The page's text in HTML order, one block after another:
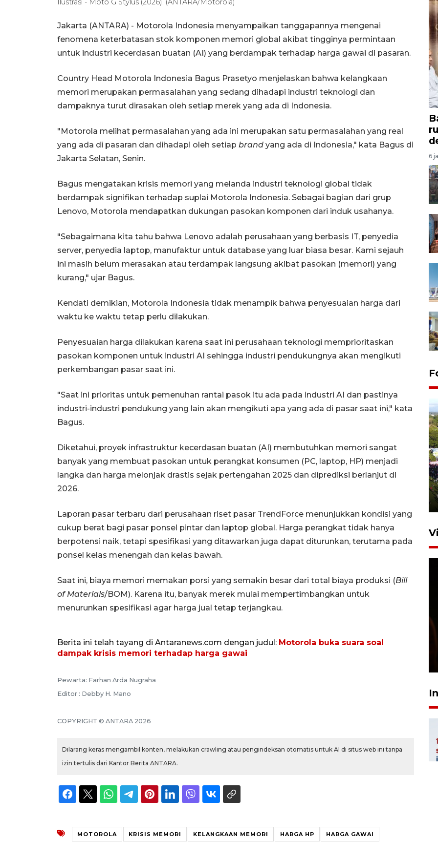
Ilustrasi - Moto G Stylus (2026). (ANTARA/Motorola)
Jakarta (ANTARA) - Motorola Indonesia menyampaikan tanggapannya mengenai
fenomena keterbatasan stok komponen memori global akibat tingginya permintaan
untuk industri kecerdasan buatan (AI) yang berdampak terhadap harga gawai di pasaran.
Country Head Motorola Indonesia Bagus Prasetyo menjelaskan bahwa kelangkaan
memori merupakan permasalahan yang sedang dihadapi industri teknologi dan
dampaknya turut dirasakan oleh setiap merek yang ada di Indonesia.
"Motorola melihat permasalahan yang ada ini merupakan satu permasalahan yang real
yang ada di pasaran dan dihadapi oleh setiap brand yang ada di Indonesia," kata Bagus di
Jakarta Selatan, Senin.
Bagus mengatakan krisis memori yang melanda industri teknologi global tidak
berdampak signifikan terhadap suplai Motorola Indonesia. Sebagai bagian dari grup
Lenovo, Motorola mendapatkan dukungan pasokan komponen dari induk usahanya.
"Sebagaimana kita tahu bahwa Lenovo adalah perusahaan yang berbasis IT, penyedia
server, penyedia laptop, manufaktur untuk database yang luar biasa besar. Kami sejauh
ini masih belum merasakan atau terdampak langsung akibat pasokan (memori) yang
kurang," ujar Bagus.
Kendati demikian, Motorola Indonesia tidak menampik bahwa penyesuaian harga dari
waktu ke waktu tetap perlu dilakukan.
Penyesuaian harga dilakukan karena saat ini perusahaan teknologi memprioritaskan
pasokan komponen untuk industri AI sehingga industri pendukungnya akan mengikuti
perkembangan pasar saat ini.
"Saat ini prioritas untuk pemenuhan rantai pasok itu ada pada industri AI dan pastinya
industri-industri pendukung yang lain akan mengikuti apa yang ada di pasar saat ini," kata
Bagus.
Diketahui, proyek infrastruktur kecerdasan buatan (AI) membutuhkan memori sangat
banyak yang membuat pasokan untuk perangkat konsumen (PC, laptop, HP) menjadi
langka dan harga melonjak drastis sejak pertengahan 2025 dan diprediksi berlanjut di
2026.
Laporan pasar terbaru dari perusahaan riset pasar TrendForce menunjukkan kondisi yang
cukup berat bagi pasar ponsel pintar dan laptop global. Harga perangkat tidak hanya
berpotensi naik, tetapi spesifikasi yang ditawarkan juga dapat diturunkan, terutama pada
ponsel kelas menengah dan kelas bawah.
Saat ini, biaya memori memakan porsi yang semakin besar dari total biaya produksi (Bill
of Materials/BOM). Karena itu, banyak merek mulai mempertimbangkan untuk
menurunkan spesifikasi agar harga jual tetap terjangkau.
Berita ini telah tayang di Antaranews.com dengan judul: Motorola buka suara soal
dampak krisis memori terhadap harga gawai
Pewarta: Farhan Arda Nugraha
Editor : Debby H. Mano
COPYRIGHT © ANTARA 2026
Dilarang keras mengambil konten, melakukan crawling atau pengindeksan otomatis untuk AI di situs web ini tanpa
izin tertulis dari Kantor Berita ANTARA.
MOTOROLA KRISIS MEMORI KELANGKAAN MEMORI HARGA HP HARGA GAWAI
6
UPACARA HUT KE-78
REPUBLIK INDONESIA DI
Ramadhan